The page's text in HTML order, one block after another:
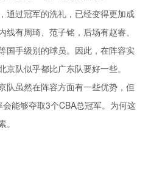
通过冠军的洗礼，已经变得更加成
有周琦、范子铭，后场有赵睿、
国手级别的球员。因此，在阵容实
队似乎都比广东队要好一些。
队虽然在阵容方面有一些优势，但
能够夺取3个CBA总冠军。为何这